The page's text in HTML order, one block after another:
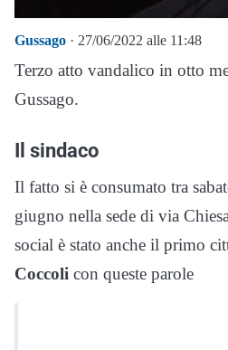
Gussago · 27/06/2022 alle 11:48
Terzo atto vandalico in otto
Gussago.
Il sindaco
Il fatto si è consumato tra
giugno nella sede di via
social è stato anche il primo
Coccoli con queste parole